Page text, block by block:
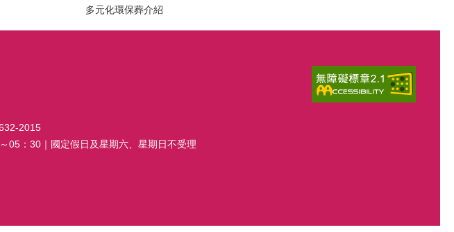
多元化環保葬介紹
2015
：30｜國定假日及星期六、星期日不受理